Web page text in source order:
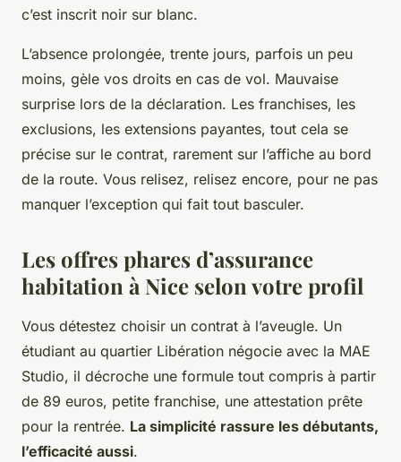
c’est inscrit noir sur blanc.
L’absence prolongée, trente jours, parfois un peu
moins, gèle vos droits en cas de vol. Mauvaise
surprise lors de la déclaration. Les franchises, les
exclusions, les extensions payantes, tout cela se
précise sur le contrat, rarement sur l’affiche au bord
de la route. Vous relisez, relisez encore, pour ne pas
manquer l’exception qui fait tout basculer.
Les offres phares d’assurance
habitation à Nice selon votre profil
Vous détestez choisir un contrat à l’aveugle. Un
étudiant au quartier Libération négocie avec la MAE
Studio, il décroche une formule tout compris à partir
de 89 euros, petite franchise, une attestation prête
pour la rentrée. La simplicité rassure les débutants,
l’efficacité aussi.